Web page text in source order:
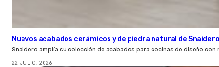
Nuevos acabados cerámicos y de piedra natural de Snaidero
Snaidero amplía su colección de acabados para cocinas de diseño
22 JULIO, 2026